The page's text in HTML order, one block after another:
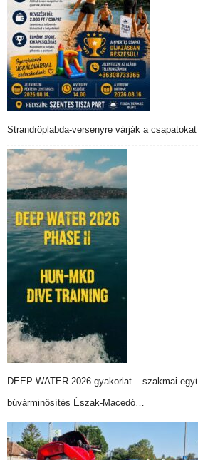
Strandröplabda-versenyre várják a
DEEP WATER 2026 gyakorlat – szakmai
búvárminősítés Észak-Macedó…